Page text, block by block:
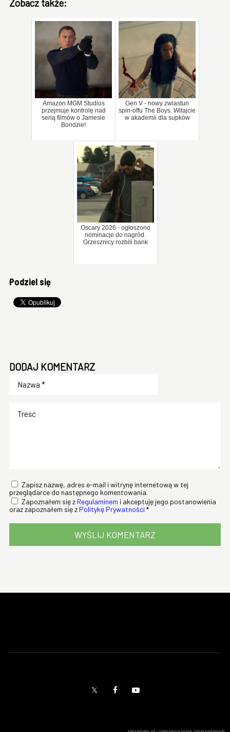
Zobacz także:
Amazon MGM Studios
przejmuje kontrolę nad
serią filmów o Jamesie
Bondzie!
Gen V - nowy zwiastun
spin-offu The Boys. Witajcie
w akademii dla supków
Oscary 2026 - ogłoszono
nominacje do nagród.
Grzesznicy rozbili bank
Podziel się
DODAJ KOMENTARZ
Zapisz nazwę, adres e-mail i witrynę internetową w tej
przeglądarce do następnego komentowania.
Zapoznałem się z Regulaminem i akceptuję jego postanowienia
oraz zapoznałem się z Politykę Prywatności *